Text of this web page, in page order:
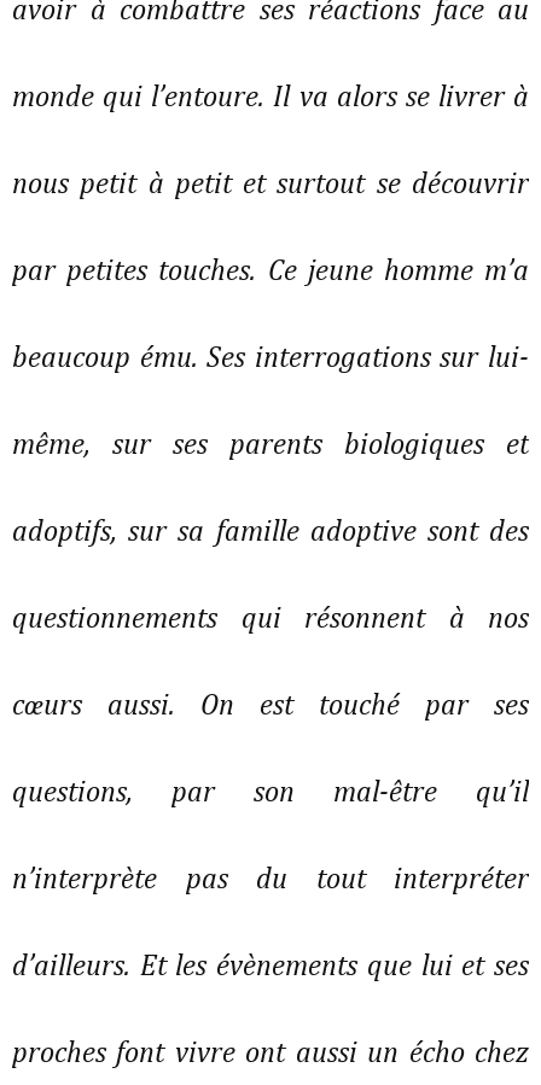
avoir à combattre ses réactions face au
monde qui l’entoure. Il va alors se livrer à
nous petit à petit et surtout se découvrir
par petites touches. Ce jeune homme m’a
beaucoup ému. Ses interrogations sur lui-
même, sur ses parents biologiques et
adoptifs, sur sa famille adoptive sont des
questionnements qui résonnent à nos
cœurs aussi. On est touché par ses
questions, par son mal-être qu’il
n’interprète pas du tout interpréter
d’ailleurs. Et les évènements que lui et ses
proches font vivre ont aussi un écho chez